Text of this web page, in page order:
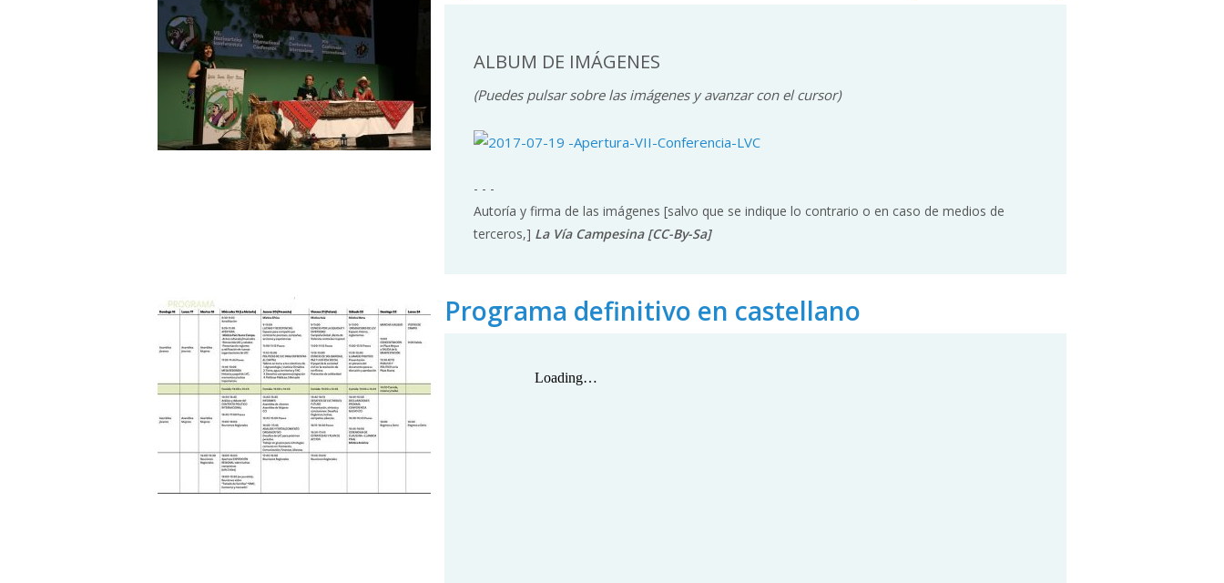
ALBUM DE IMÁGENES
(Puedes pulsar sobre las imágenes y avanzar con el cursor)
- - -
Autoría y firma de las imágenes [salvo que se indique lo contrario o en caso de medios de
terceros,] La Vía Campesina [CC-By-Sa]
Programa definitivo en castellano